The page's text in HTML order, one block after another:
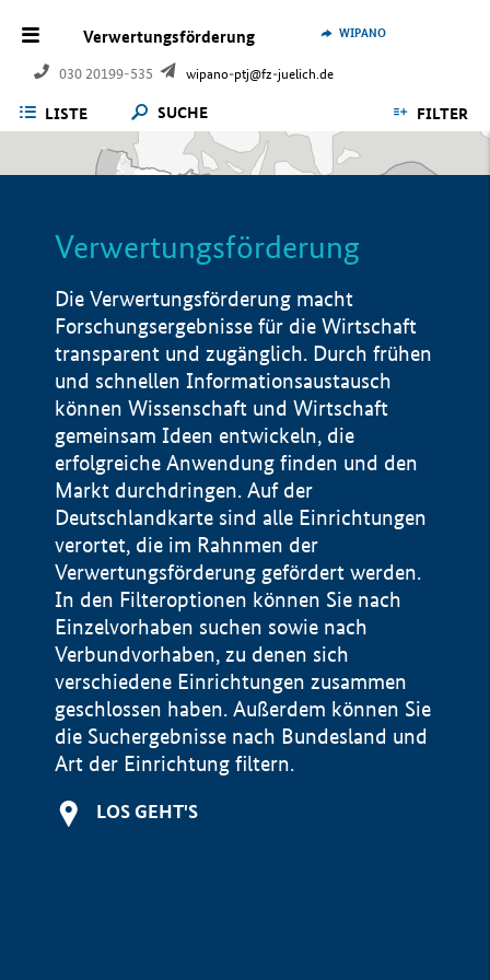
Verwertungsförderung
030 20199-535 wipano-ptj@fz-juelich.de
WIPANO
LISTE SUCHE FILTER
Verwertungsförderung
Die Verwertungsförderung macht
Forschungsergebnisse für die Wirtschaft
transparent und zugänglich. Durch frühen
und schnellen Informationsaustausch
können Wissenschaft und Wirtschaft
gemeinsam Ideen entwickeln, die
erfolgreiche Anwendung finden und den
Markt durchdringen. Auf der
Deutschlandkarte sind alle Einrichtungen
verortet, die im Rahnmen der
Verwertungsförderung gefördert werden.
In den Filteroptionen können Sie nach
Einzelvorhaben suchen sowie nach
Verbundvorhaben, zu denen sich
verschiedene Einrichtungen zusammen
geschlossen haben. Außerdem können Sie
die Suchergebnisse nach Bundesland und
Art der Einrichtung filtern.
LOS GEHT'S